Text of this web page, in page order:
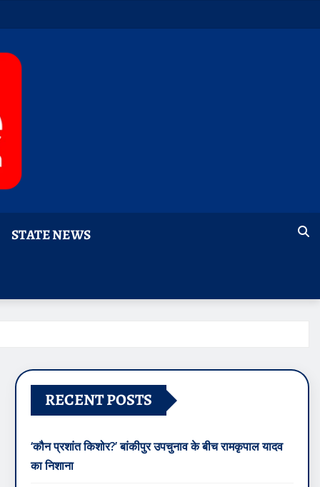
STATE NEWS
RECENT POSTS
‘कौन प्रशांत किशोर?’ बांकीपुर उपचुनाव के बीच रामकृपाल यादव
का निशाना